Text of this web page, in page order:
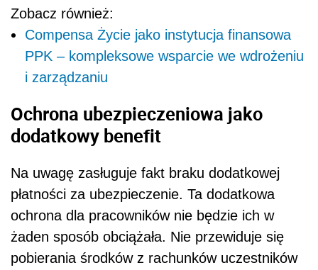
Zobacz również:
Compensa Życie jako instytucja finansowa
PPK – kompleksowe wsparcie we wdrożeniu
i zarządzaniu
Ochrona ubezpieczeniowa jako
dodatkowy benefit
Na uwagę zasługuje fakt braku dodatkowej
płatności za ubezpieczenie. Ta dodatkowa
ochrona dla pracowników nie będzie ich w
żaden sposób obciążała. Nie przewiduje się
pobierania środków z rachunków uczestników